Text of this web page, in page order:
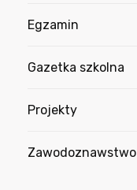
Egzamin
Gazetka szkolna
Projekty
Zawodoznawstwo